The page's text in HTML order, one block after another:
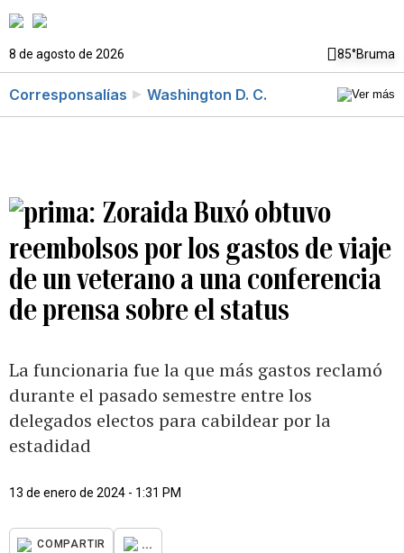
8 de agosto de 2026 85°Bruma
Corresponsalías Washington D. C.
Zoraida Buxó obtuvo
reembolsos por los gastos de viaje
de un veterano a una conferencia
de prensa sobre el status
La funcionaria fue la que más gastos reclamó
durante el pasado semestre entre los
delegados electos para cabildear por la
estadidad
13 de enero de 2024 - 1:31 PM
COMPARTIR ...